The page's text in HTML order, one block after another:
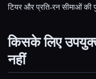
टियर और प्रति-रन सीमाओं की
किसके लिए
नहीं